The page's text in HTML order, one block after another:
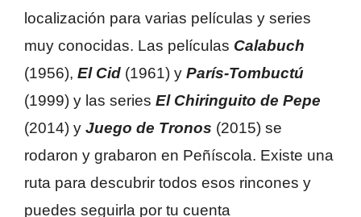
localización para varias películas y series
muy conocidas. Las películas Calabuch
(1956), El Cid (1961) y París-Tombuctú
(1999) y las series El Chiringuito de Pepe
(2014) y Juego de Tronos (2015) se
rodaron y grabaron en Peñíscola. Existe una
ruta para descubrir todos esos rincones y
puedes seguirla por tu cuenta